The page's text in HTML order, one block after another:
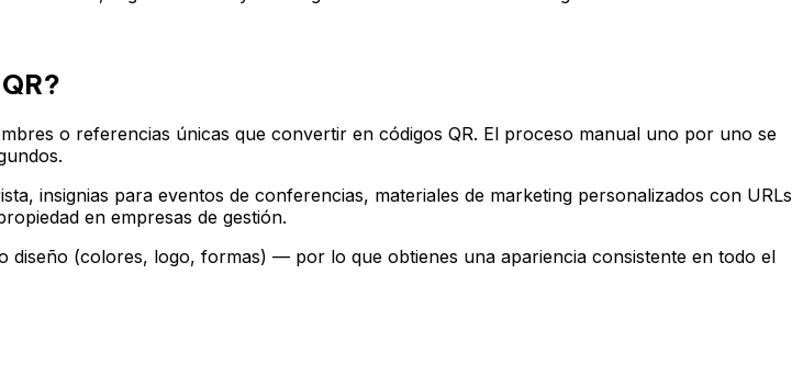
o referencias únicas que convertir en códigos QR. El proceso manual uno por uno se
insignias para eventos de conferencias, materiales de marketing personalizados con URLs
en empresas de gestión.
diseño (colores, logo, formas) — por lo que obtienes una apariencia consistente en todo el